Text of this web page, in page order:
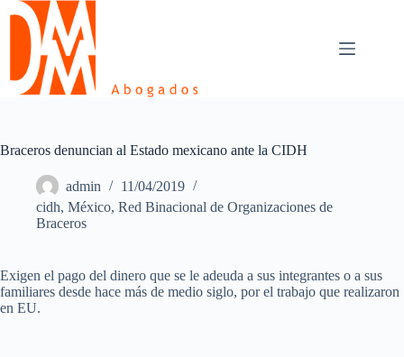
Skip
content
Braceros denuncian al Estado mexicano ante la CIDH
admin
11/04/2019
cidh, México, Red Binacional de Organizaciones de
Braceros
Exigen el pago del dinero que se le adeuda a sus integrantes o a sus
familiares desde hace más de medio siglo, por el trabajo que realizaron
en EU.